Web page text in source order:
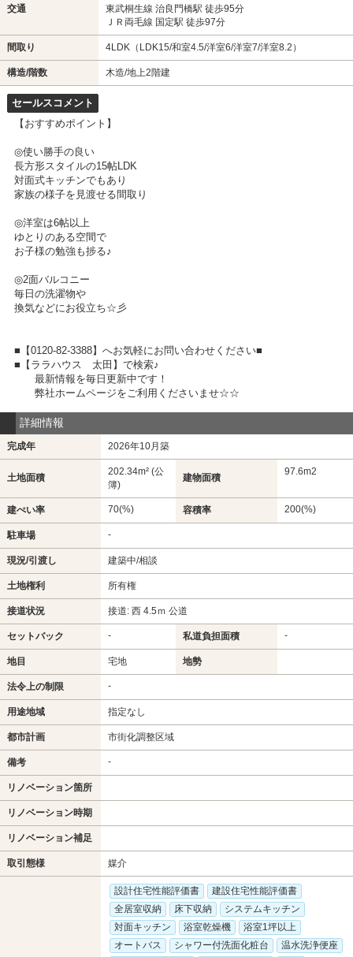
交通
東武桐生線 治良門橋駅 徒歩95分
ＪＲ両毛線 国定駅 徒歩97分
間取り 4LDK（LDK15/和室4.5/洋室6/洋室7/洋室8.2）
構造/階数 木造/地上2階建
セールスコメント
【おすすめポイント】
◎使い勝手の良い
長方形スタイルの15帖LDK
対面式キッチンでもあり
家族の様子を見渡せる間取り
◎洋室は6帖以上
ゆとりのある空間で
お子様の勉強も捗る♪
◎2面バルコニー
毎日の洗濯物や
換気などにお役立ち☆彡
■【0120-82-3388】へお気軽にお問い合わせください■
■【ララハウス 太田】で検索♪
最新情報を毎日更新中です！
弊社ホームページをご利用くださいませ☆☆
詳細情報
完成年 2026年10月築
土地面積
202.34m² (公
簿)
建物面積
97.6m2
建ぺい率 70(%) 容積率 200(%)
駐車場 -
現況/引渡し 建築中/相談
土地権利 所有権
接道状況 接道: 西 4.5ｍ 公道
セットバック - 私道負担面積 -
地目 宅地 地勢
法令上の制限 -
用途地域 指定なし
都市計画 市街化調整区域
備考 -
リノベーション箇所
リノベーション時期
リノベーション補足
取引態様 媒介
設計住宅性能評価書
建設住宅性能評価書
全居室収納
床下収納
システムキッチン
対面キッチン
浴室乾燥機
浴室1坪以上
オートバス
シャワー付洗面化粧台
温水洗浄便座